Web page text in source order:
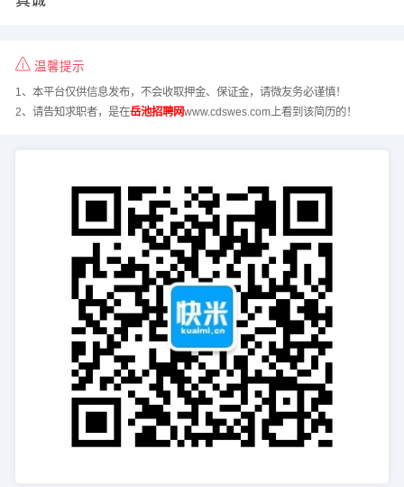
温馨提示
1、本平台仅供信息发布，不会收取押金、保证金，请微友务必谨慎！
2、请告知求职者，是在岳池招聘网www.cdswes.com上看到该简历的！